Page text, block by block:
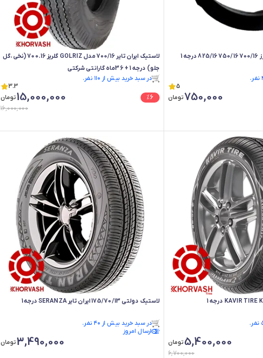
5
750,000تومان
لاستیک ایران تایر 700/16 مدل GOLRIZ گلریز 700.16 (نخی ،گل
جلو) درجه 1 + 36ماه گارانتی شرکتی
رتبه ۶ در پرفروش‌ترین‌های فروشگاه
رتبه ۶ در پرفروش‌ترین‌های فروشگاه
3.3
%6
15,000,000تومان
16,000,000
5,400,000تومان
6,700,000
لاستیک دولتی 175/70/13 ایران تایر SERANZA درجه1
در سبد خرید بیش از ۴۰ نفر.
در سبد خرید بیش از ۴۰ نفر.
ارسال امروز
3,490,000تومان